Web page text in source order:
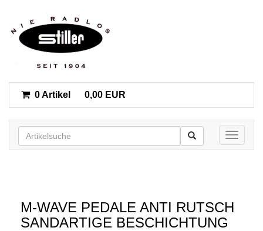
0 Artikel 0,00 EUR
Toggle
M-WAVE PEDALE ANTI RUTSCH
SANDARTIGE BESCHICHTUNG